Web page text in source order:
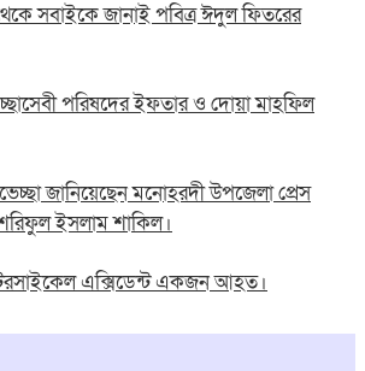
সবাইকে জানাই পবিত্র ঈদুল ফিতরের
পরিষদের ইফতার ও দোয়া মাহফিল
জানিয়েছেন মনোহরদী উপজেলা প্রেস
ইসলাম শাকিল।
এক্সিডেন্ট একজন আহত।